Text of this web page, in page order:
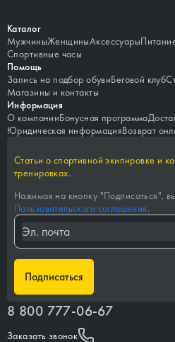
Каталог
МужчиныЖенщиныАксессуары
Спортивные часы
Помощь
Запись на подбор обувиБеговой клуб
Магазины и контакты
Информация
О компанииБонусная программа
Юридическая информацияВозврат
Статьи о спортивной экипировке и
тренировках.
Нажимая на кнопку "Подписаться",
Пользовательского соглашения.
Подписаться
8 800 777-06-67
Заказать звонок